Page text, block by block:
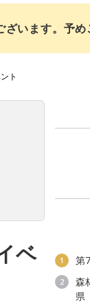
います。予め
ト
ベ
1 第
2
森
県